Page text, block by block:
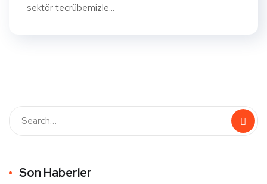
sektör tecrübemizle...
Son Haberler